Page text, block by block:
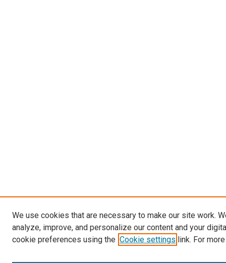
We use cookies that are necessary to make our site work.
analyze, improve, and personalize our content and your
cookie preferences using the Cookie settings link. For